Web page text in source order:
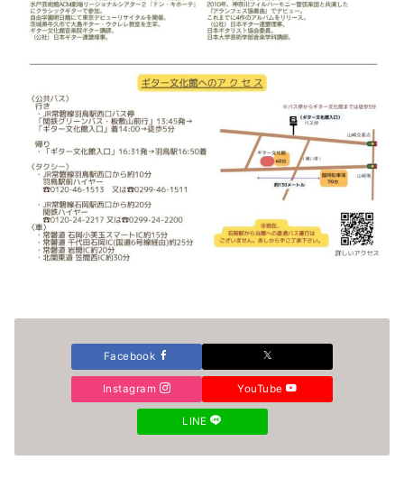
Facebook
Instagram YouTube
LINE